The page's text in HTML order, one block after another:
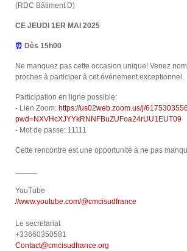
(RDC Bâtiment D)
CE JEUDI 1ER MAI 2025
⏰ Dès 15h00
Ne manquez pas cette occasion unique! Venez
proches à participer à cet événement exceptionnel.
Participation en ligne possible:
- Lien Zoom: https://us02web.zoom.us/j/
pwd=NXVHcXJYYkRNNFBuZUFoa24rUU1EUT09
- Mot de passe: 11111
Cette rencontre est une opportunité à ne pas
YouTube
//www.youtube.com/@cmcisudfrance
Le secretariat
+33660350581
Contact@cmcisudfrance.org